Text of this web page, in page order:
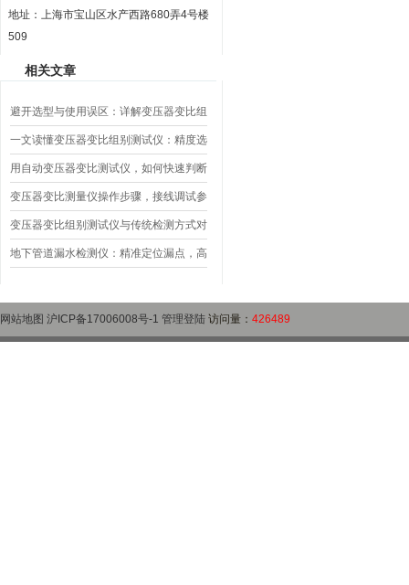
地址：上海市宝山区水产西路680弄4号楼
509
相关文章
避开选型与使用误区：详解变压器变比组
别测试仪的日常校准方法、常见组别识别
异常排查方案
一文读懂变压器变比组别测试仪：精度选
型、接线规范、报告生成全流程标准化操
作指南
用自动变压器变比测试仪，如何快速判断
变压器是否合格？
变压器变比测量仪操作步骤，接线调试参
数设定变比测试数据保存使用教程
变压器变比组别测试仪与传统检测方式对
比：精度、速度与安全性深度分析
地下管道漏水检测仪：精准定位漏点，高
网站地图 沪ICP备17006008号-1 管理登陆 访问量： 426489